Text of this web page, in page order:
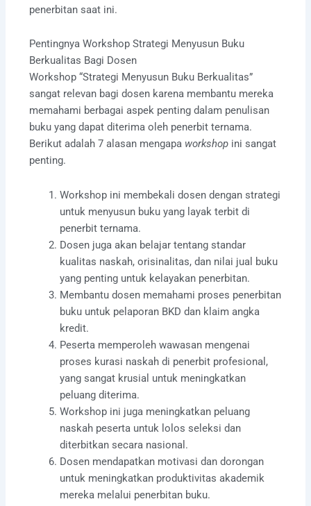
penerbitan saat ini.
Pentingnya Workshop Strategi Menyusun Buku
Berkualitas Bagi Dosen
Workshop “Strategi Menyusun Buku Berkualitas”
sangat relevan bagi dosen karena membantu mereka
memahami berbagai aspek penting dalam penulisan
buku yang dapat diterima oleh penerbit ternama.
Berikut adalah 7 alasan mengapa workshop ini sangat
penting.
Workshop ini membekali dosen dengan strategi
untuk menyusun buku yang layak terbit di
penerbit ternama.
Dosen juga akan belajar tentang standar
kualitas naskah, orisinalitas, dan nilai jual buku
yang penting untuk kelayakan penerbitan.
Membantu dosen memahami proses penerbitan
buku untuk pelaporan BKD dan klaim angka
kredit.
Peserta memperoleh wawasan mengenai
proses kurasi naskah di penerbit profesional,
yang sangat krusial untuk meningkatkan
peluang diterima.
Workshop ini juga meningkatkan peluang
naskah peserta untuk lolos seleksi dan
diterbitkan secara nasional.
Dosen mendapatkan motivasi dan dorongan
untuk meningkatkan produktivitas akademik
mereka melalui penerbitan buku.